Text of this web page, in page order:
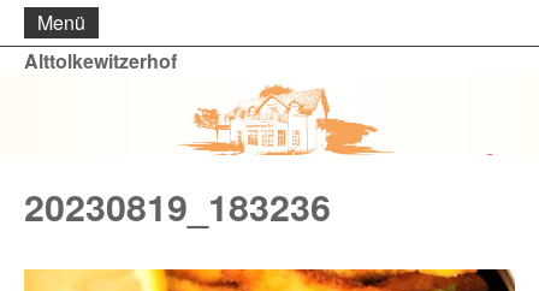
Menü
Alttolkewitzerhof
20230819_183236